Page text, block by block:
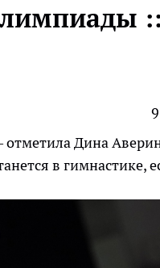
отметила Дина
в гимнастике,